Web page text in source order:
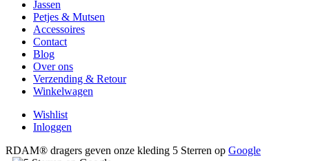
Jassen
Petjes & Mutsen
Accessoires
Contact
Blog
Over ons
Verzending & Retour
Winkelwagen
Wishlist
Inloggen
RDAM® dragers geven onze kleding 5 Sterren op Google